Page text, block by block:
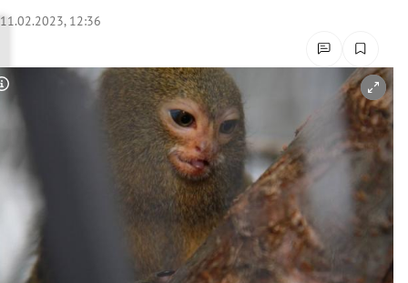
Untermenü
Untermenü
Untermenü
Untermenü
11.02.2023, 12:36
Copyright-Hinweis öffnen/schließen